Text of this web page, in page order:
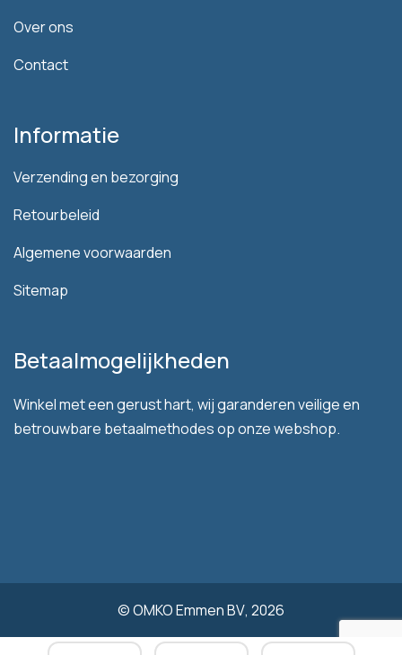
Over ons
Contact
Informatie
Verzending en bezorging
Retourbeleid
Algemene voorwaarden
Sitemap
Betaalmogelijkheden
Winkel met een gerust hart, wij garanderen veilige en
betrouwbare betaalmethodes op onze webshop.
©OMKO Emmen BV, 2026